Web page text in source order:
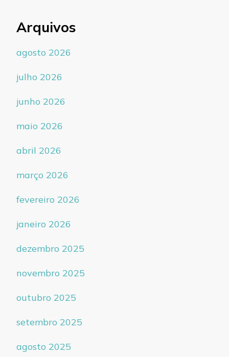
Arquivos
agosto 2026
julho 2026
junho 2026
maio 2026
abril 2026
março 2026
fevereiro 2026
janeiro 2026
dezembro 2025
novembro 2025
outubro 2025
setembro 2025
agosto 2025